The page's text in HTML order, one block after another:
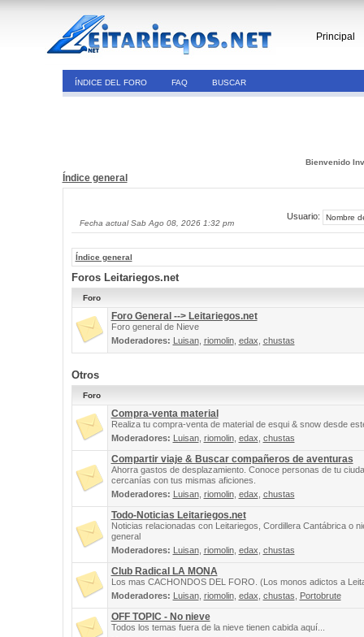
Principal
ÍNDICE DEL FORO FAQ BUSCAR
Bienvenido
Índice general
Fecha actual Sab Ago 08, 2026 1:32 pm
Usuario:
Índice general
Foros Leitariegos.net
Foro
Foro General --> Leitariegos.net
Foro general de Nieve
Moderadores: Luisan, riomolin, edax chustas
Otros
Foro
Compra-venta material
Realiza tu compra-venta de material de esqui & snow desde
Moderadores: Luisan, riomolin, edax chustas
Compartir viaje & Buscar compañeros de aventuras
Ahorra gastos de desplazamiento. Conoce personas de tu
cercanías con tus mismas aficiones.
Moderadores: Luisan, riomolin, edax chustas
Todo-Noticias Leitariegos.net
Noticias relacionadas con Leitariegos, Cordillera Cantábrica o
general
Moderadores: Luisan, riomolin, edax chustas
Club Radical LA MONA
Los mas CACHONDOS DEL FORO. (Los monos adictos a
Moderadores: Luisan, riomolin, edax chustas Portobrute
OFF TOPIC - No nieve
Todos los temas fuera de la nieve tienen cabida aquí...